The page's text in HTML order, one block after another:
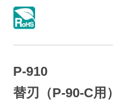
P-910
替刃（P-90-C用）